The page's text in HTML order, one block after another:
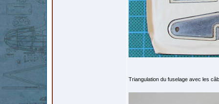
Triangulation du fuselage avec les